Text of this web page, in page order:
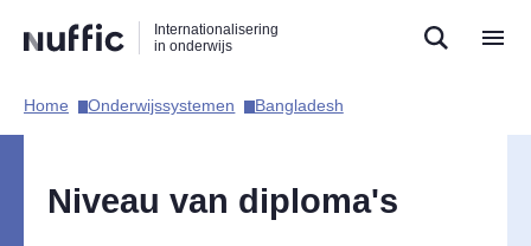
naar
zoekfunctie
naar
hoofdnavigatie
naar
inhoud
Internationalisering
in onderwijs
Hoofdnavigatie
Home​ Onderwijssystemen​ Bangladesh​
Niveau van diploma's